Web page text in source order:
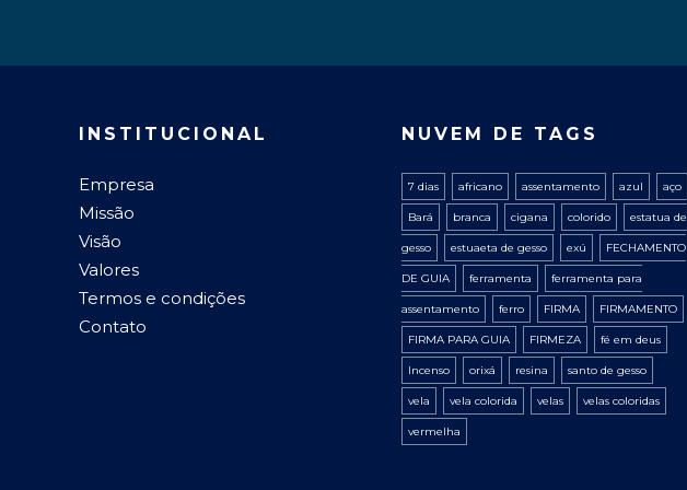
INSTITUCIONAL
Empresa
Missão
Visão
Valores
Termos e condições
Contato
NUVEM DE TAGS
7 dias africano assentamento azul aço
Bará branca cigana colorido estatua de
gesso estuaeta de gesso exú FECHAMENTO
DE GUIA ferramenta ferramenta para
assentamento ferro FIRMA FIRMAMENTO
FIRMA PARA GUIA FIRMEZA fé em deus
Incenso orixá resina santo de gesso
vela vela colorida velas velas coloridas
vermelha